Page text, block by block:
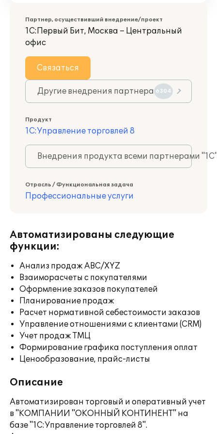
Партнер, осуществивший внедрение/проект
1С:Первый Бит, Москва – Центральный
офис
Связаться
Другие внедрения партнера 6304
Продукт
1С:Управление торговлей 8
Внедрения продукта всеми партнерами
Отрасль / Функциональная задача
Профессиональные услуги
Автоматизированы следующие
функции:
Анализ продаж ABC/XYZ
Взаиморасчеты с покупателями
Оформление заказов покупателей
Планирование продаж
Расчет нормативной себестоимости заказов
Управление отношениями с клиентами (CRM)
Учет продаж ТМЦ
Формирование графика поступления оплат
Ценообразование, прайс-листы
Описание
Автоматизирован торговый и оперативный учет
в "КОМПАНИИ "ОКОННЫЙ КОНТИНЕНТ" на
базе "1С:Управление торговлей 8".